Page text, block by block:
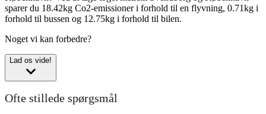
sparer du 18.42kg Co2-emissioner i forhold til en flyvning, 0.71kg i
forhold til bussen og 12.75kg i forhold til bilen.
Noget vi kan forbedre?
Lad os vide!
Ofte stillede spørgsmål